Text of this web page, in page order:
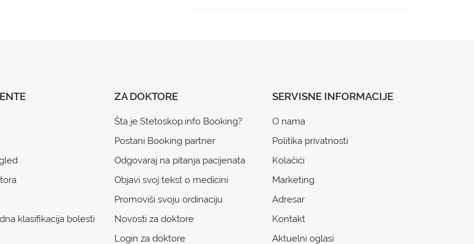
klasifikacija bolesti
ZA DOKTORE
Šta je Stetoskop.info Booking?
Postani Booking partner
Odgovaraj na pitanja pacijenata
Objavi svoj tekst o medicini
Promoviši svoju ordinaciju
Novosti za doktore
Login za doktore
SERVISNE INFORMACIJE
O nama
Politika privatnosti
Kolačići
Marketing
Adresar
Kontakt
Aktuelni oglasi